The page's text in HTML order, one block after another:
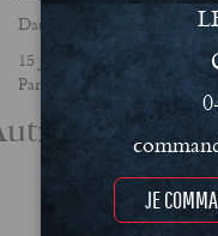
Date
15 janvier 2026
Partager
JE